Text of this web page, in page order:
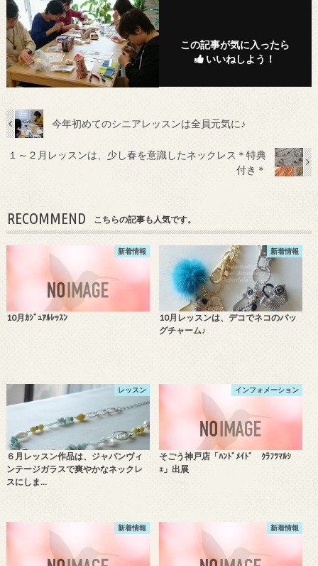
この記事が気に入ったら
いいねしよう！
今年初めてのシニアレッスンは全員元気に♪
１～２月レッスンは、少し春を意識したネックレス＊特典
付き＊
RECOMMEND こちらの記事も人気です。
新着情報
10月ｶｼﾞｭｱﾙﾚｯｽﾝ
新着情報
10月レッスンは、デコでネコのバッ
グチャーム♪
レッスン
６月レッスン作品は、ジャパンヴィ
ンテージガラスで爽やかなネックレ
スにしま…
インフォメーション
そごう神戸店「ﾊﾝﾄﾞﾒｲﾄﾞ ｸﾗﾌﾂﾏﾙｼ
ｪ」出展
新着情報 新着情報